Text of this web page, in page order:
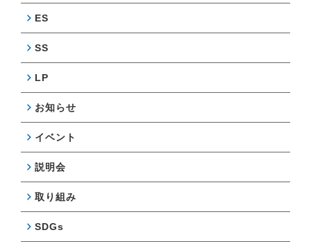
ES
SS
LP
お知らせ
イベント
説明会
取り組み
SDGs